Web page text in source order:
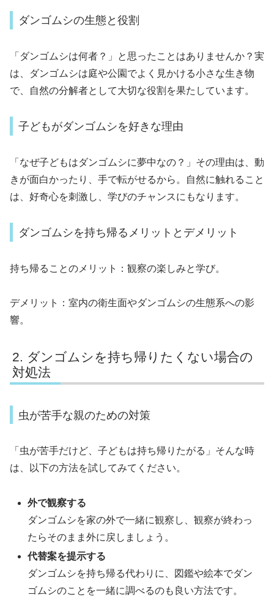
ダンゴムシの生態と役割
「ダンゴムシは何者？」と思ったことはありませんか？実
は、ダンゴムシは庭や公園でよく見かける小さな生き物
で、自然の分解者として大切な役割を果たしています。
子どもがダンゴムシを好きな理由
「なぜ子どもはダンゴムシに夢中なの？」その理由は、動
きが面白かったり、手で転がせるから。自然に触れること
は、好奇心を刺激し、学びのチャンスにもなります。
ダンゴムシを持ち帰るメリットとデメリット
持ち帰ることのメリット：観察の楽しみと学び。
デメリット：室内の衛生面やダンゴムシの生態系への影
響。
ダンゴムシを持ち帰りたくない場合の
対処法
虫が苦手な親のための対策
「虫が苦手だけど、子どもは持ち帰りたがる」そんな時
は、以下の方法を試してみてください。
外で観察する
ダンゴムシを家の外で一緒に観察し、観察が終わっ
たらそのまま外に戻しましょう。
代替案を提示する
ダンゴムシを持ち帰る代わりに、図鑑や絵本でダン
ゴムシのことを一緒に調べるのも良い方法です。